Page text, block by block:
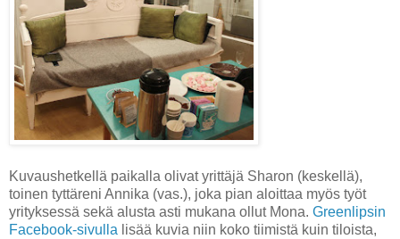
Kuvaushetkellä paikalla olivat yrittäjä Sharon (keskellä),
toinen tyttäreni Annika (vas.), joka pian aloittaa myös työt
yrityksessä sekä alusta asti mukana ollut Mona. Greenlipsin
Facebook-sivulla lisää kuvia niin koko tiimistä kuin tiloista,